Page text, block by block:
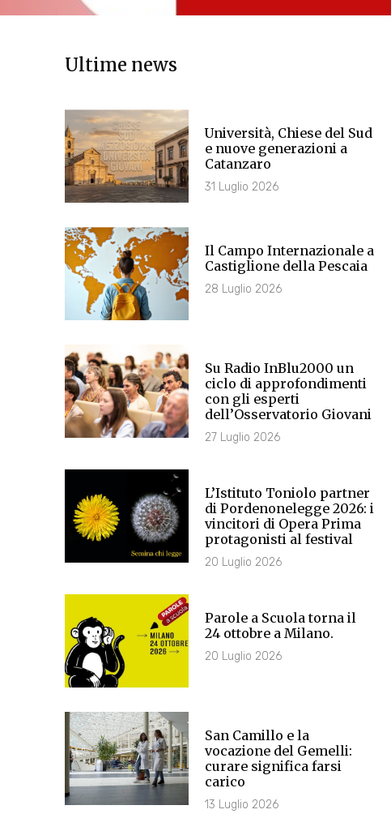
Ultime news
Università, Chiese del Sud
e nuove generazioni a
Catanzaro
31 Luglio 2026
Il Campo Internazionale a
Castiglione della Pescaia
28 Luglio 2026
Su Radio InBlu2000 un
ciclo di approfondimenti
con gli esperti
dell’Osservatorio Giovani
27 Luglio 2026
L’Istituto Toniolo partner
di Pordenonelegge 2026: i
vincitori di Opera Prima
protagonisti al festival
20 Luglio 2026
Parole a Scuola torna il
24 ottobre a Milano.
20 Luglio 2026
San Camillo e la
vocazione del Gemelli:
curare significa farsi
carico
13 Luglio 2026